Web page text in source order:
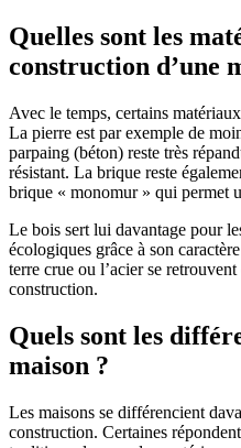
Quelles sont les
construction d’une
Avec le temps, certains
La pierre est par exemple de
parpaing (béton) reste très
résistant. La brique reste
brique « monomur » qui permet
Le bois sert lui davantage pour
écologiques grâce à son
terre crue ou l’acier se
construction.
Quels sont les
maison ?
Les maisons se différencient
construction. Certaines